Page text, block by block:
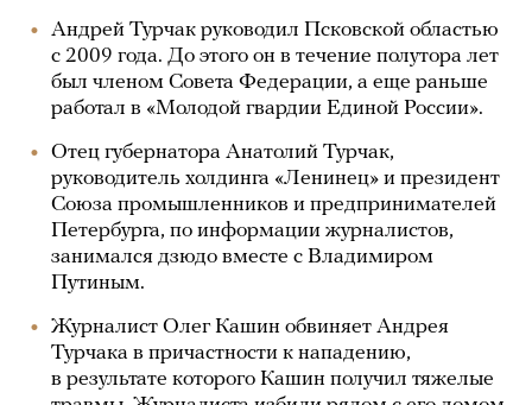
Андрей Турчак руководил Псковской областью
с 2009 года. До этого он в течение полутора лет
был членом Совета Федерации, а еще раньше
работал в «Молодой гвардии Единой России».
Отец губернатора Анатолий Турчак,
руководитель холдинга «Ленинец» и президент
Союза промышленников и предпринимателей
Петербурга, по информации журналистов,
занимался дзюдо вместе с Владимиром
Путиным.
Журналист Олег Кашин обвиняет Андрея
Турчака в причастности к нападению,
в результате которого Кашин получил тяжелые